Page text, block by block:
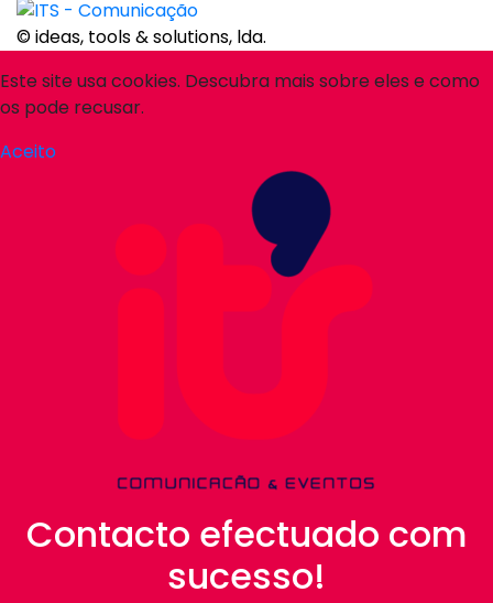
© ideas, tools & solutions, lda.
Este site usa cookies. Descubra mais sobre eles e como
os pode recusar.
Aceito
Contacto efectuado com
sucesso!